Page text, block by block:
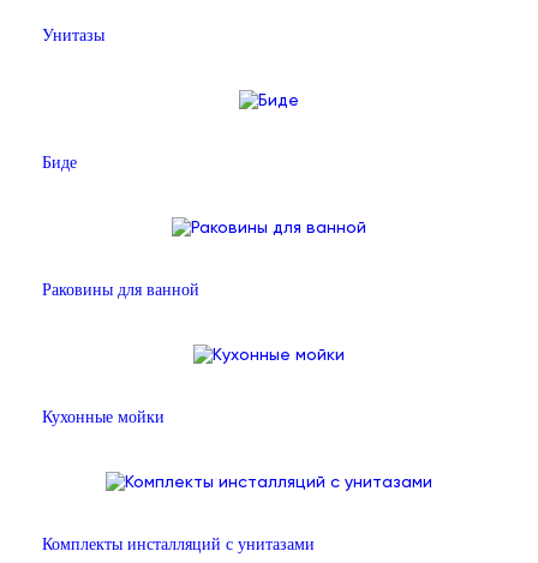
Унитазы
Биде
Раковины для ванной
Кухонные мойки
Комплекты инсталляций с унитазами